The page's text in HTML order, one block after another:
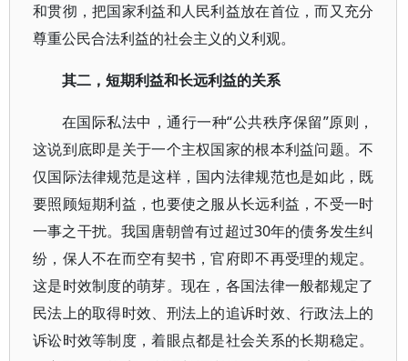
和贯彻，把国家利益和人民利益放在首位，而又充分
尊重公民合法利益的社会主义的义利观。
其二，短期利益和长远利益的关系
在国际私法中，通行一种“公共秩序保留”原则，
这说到底即是关于一个主权国家的根本利益问题。不
仅国际法律规范是这样，国内法律规范也是如此，既
要照顾短期利益，也要使之服从长远利益，不受一时
一事之干扰。我国唐朝曾有过超过30年的债务发生纠
纷，保人不在而空有契书，官府即不再受理的规定。
这是时效制度的萌芽。现在，各国法律一般都规定了
民法上的取得时效、刑法上的追诉时效、行政法上的
诉讼时效等制度，着眼点都是社会关系的长期稳定。